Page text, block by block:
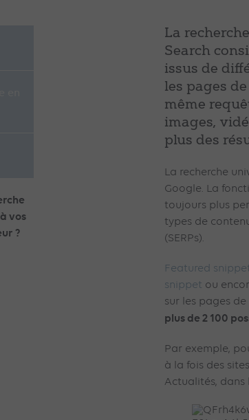
vos
?
La
Search
issus de
les pages
même
images,
plus des
La recherche
Google. La
toujours plus
types de
(SERPs).
Featured
snippet ou
sur les pages
plus de 2 100
Par exemple,
à la fois des
Actualités, dans